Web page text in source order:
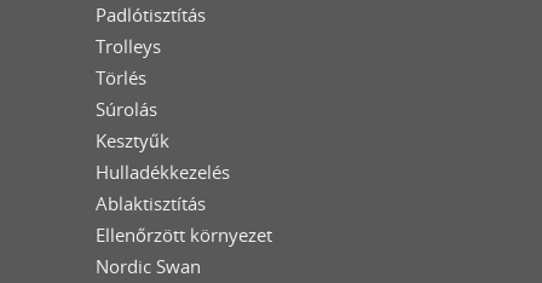
Padlótisztítás
Trolleys
Törlés
Súrolás
Kesztyűk
Hulladékkezelés
Ablaktisztítás
Ellenőrzött környezet
Nordic Swan